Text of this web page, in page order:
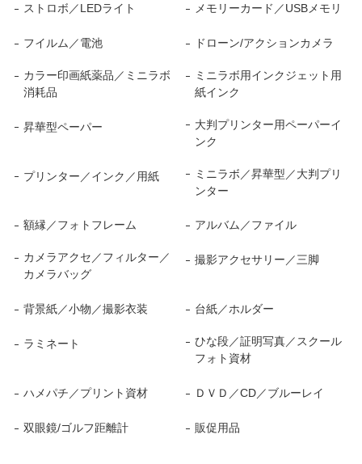
ストロボ／LEDライト メモリーカード／USBメモリ
フイルム／電池 ドローン/アクションカメラ
カラー印画紙薬品／ミニラボ
消耗品
ミニラボ用インクジェット用
紙インク
昇華型ペーパー
大判プリンター用ペーパーイ
ンク
プリンター／インク／用紙
ミニラボ／昇華型／大判プリ
ンター
額縁／フォトフレーム アルバム／ファイル
カメラアクセ／フィルター／
カメラバッグ
撮影アクセサリー／三脚
背景紙／小物／撮影衣装 台紙／ホルダー
ラミネート
ひな段／証明写真／スクール
フォト資材
ハメパチ／プリント資材 ＤＶＤ／CD／ブルーレイ
双眼鏡/ゴルフ距離計 販促用品